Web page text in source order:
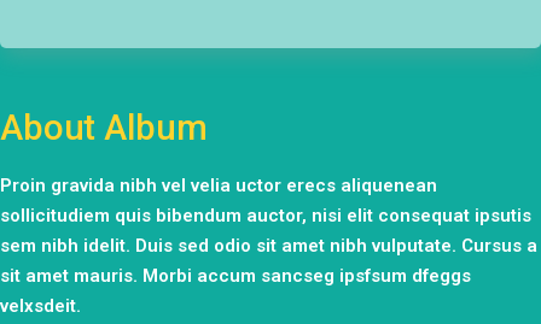
About Album
Proin gravida nibh vel velia uctor erecs aliquenean
sollicitudiem quis bibendum auctor, nisi elit consequat ipsutis
sem nibh idelit. Duis sed odio sit amet nibh vulputate. Cursus a
sit amet mauris. Morbi accum sancseg ipsfsum dfeggs
velxsdeit.